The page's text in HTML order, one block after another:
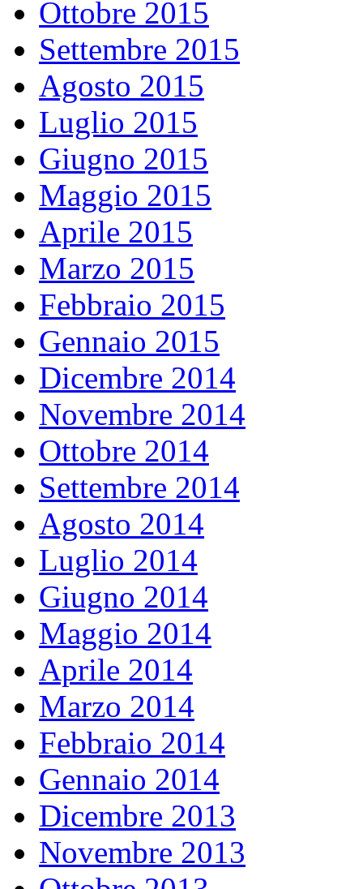
Ottobre 2015
Settembre 2015
Agosto 2015
Luglio 2015
Giugno 2015
Maggio 2015
Aprile 2015
Marzo 2015
Febbraio 2015
Gennaio 2015
Dicembre 2014
Novembre 2014
Ottobre 2014
Settembre 2014
Agosto 2014
Luglio 2014
Giugno 2014
Maggio 2014
Aprile 2014
Marzo 2014
Febbraio 2014
Gennaio 2014
Dicembre 2013
Novembre 2013